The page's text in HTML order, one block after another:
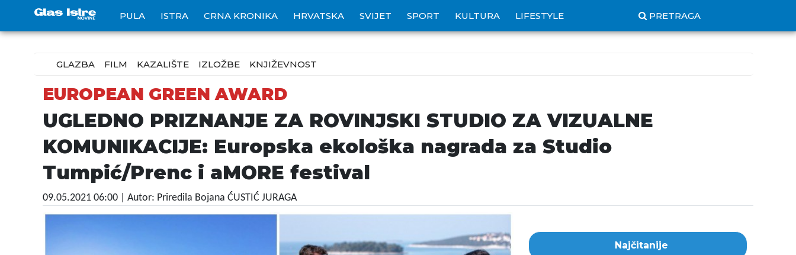
PULA ISTRA CRNA KRONIKA HRVATSKA SVIJET SPORT KULTURA LIFESTYLE PRETRAGA
GLAZBA FILM KAZALIŠTE IZLOŽBE KNJIŽEVNOST
EUROPEAN GREEN AWARD
UGLEDNO PRIZNANJE ZA ROVINJSKI STUDIO ZA VIZUALNE
KOMUNIKACIJE: Europska ekološka nagrada za Studio
Tumpić/Prenc i aMORE festival
09.05.2021 06:00 | Autor: Priredila Bojana ĆUSTIĆ JURAGA
Najčitanije